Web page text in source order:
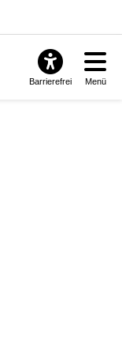
Barrierefrei Menü